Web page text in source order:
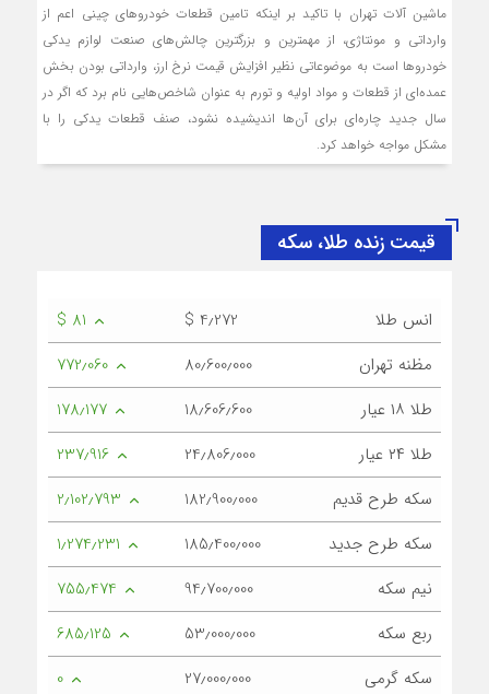
ماشین آلات تهران با تاکید بر اینکه تامین قطعات خودروهای چینی اعم از
وارداتی و مونتاژی، از مهمترین و بزرگترین چالش‌های صنعت لوازم یدکی
خودروها است به موضوعاتی نظیر افزایش قیمت نرخ ارز، وارداتی بودن بخش
عمده‌ای از قطعات و مواد اولیه و تورم به عنوان شاخص‌هایی نام برد که اگر در
سال جدید چاره‌ای برای آن‌ها اندیشیده نشود، صنف قطعات یدکی را با
مشکل مواجه خواهد کرد.
قیمت زنده طلا، سکه
انس طلا $ 4٫272
$ 81
مظنه تهران
80٫600٫000
772٫060
طلا ۱۸ عیار
18٫606٫600
178٫177
طلا ۲۴ عیار
24٫806٫000
237٫916
سکه طرح قدیم
182٫900٫000
2٫102٫793
سکه طرح جدید
185٫400٫000
1٫274٫231
نیم سکه
94٫700٫000
755٫474
ربع سکه
53٫000٫000
685٫125
سکه گرمی
27٫000٫000 0